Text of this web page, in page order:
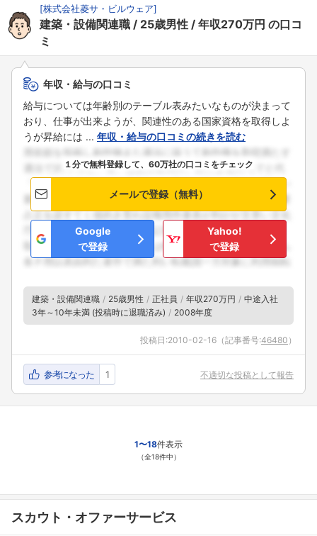
[株式会社菱サ・ビルウェア]
建築・設備関連職 25歳男性 年収270万円 の口コ
ミ
年収・給与の口コミ
給与については年齢別のテーブル表みたいなものが決まって
おり、仕事が出来ようが、関連性のある国家資格を取得しよ
うが昇給には ... 年収・給与の口コミの続きを読む
１分で無料登録して、60万社の口コミをチェック
メールで登録（無料）
Google
で登録
Yahoo!
で登録
建築・設備関連職 25歳男性 正社員 年収270万円
中途入社
3年～10年未満 (投稿時に退職済み)
2008年度
投稿日:2010-02-16 （記事番号:46480 ）
参考になった 1 不適切な投稿として報告
1〜18件表示
（全18件中）
スカウト・オファーサービス